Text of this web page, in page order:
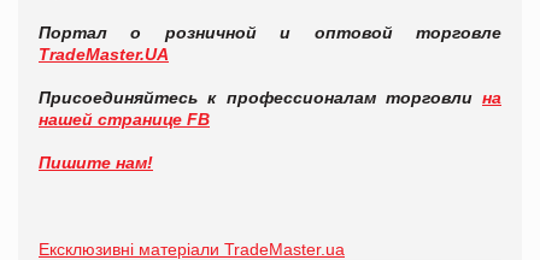
Портал о розничной и оптовой торговле
TradeMaster.UA
Присоединяйтесь к профессионалам торговли на
нашей странице FB
Пишите нам!
Ексклюзивні матеріали TradeMaster.ua